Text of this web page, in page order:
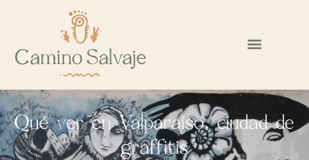
Qué ver en Valparaíso, ciudad de
graffitis